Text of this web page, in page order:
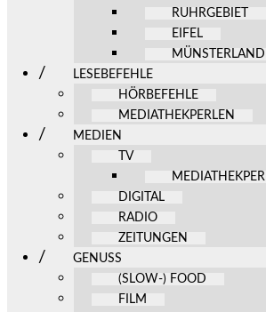
RUHRGEBIET
EIFEL
MÜNSTERLAND
LESEBEFEHLE
HÖRBEFEHLE
MEDIATHEKPERLEN
MEDIEN
TV
DIGITAL
RADIO
ZEITUNGEN
GENUSS
(SLOW-) FOOD
FILM